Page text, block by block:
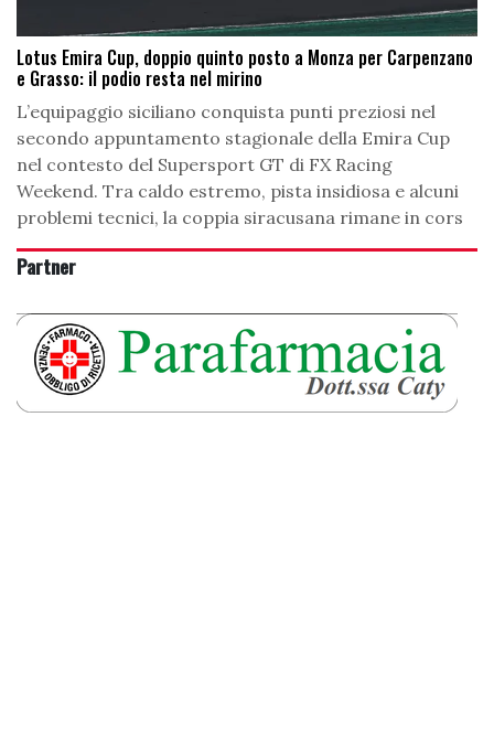
Lotus Emira Cup, doppio quinto posto a Monza per Carpenzano
e Grasso: il podio resta nel mirino
L’equipaggio siciliano conquista punti preziosi nel
secondo appuntamento stagionale della Emira Cup
nel contesto del Supersport GT di FX Racing
Weekend. Tra caldo estremo, pista insidiosa e alcuni
problemi tecnici, la coppia siracusana rimane in cors
Partner